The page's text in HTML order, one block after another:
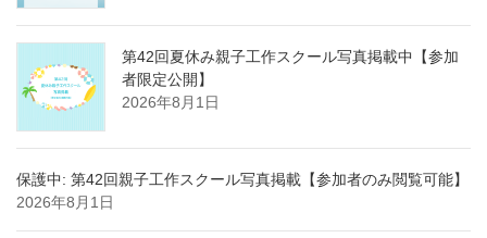
第42回夏休み親子工作スクール写真掲載中【参加
者限定公開】
2026年8月1日
保護中: 第42回親子工作スクール写真掲載【参加者のみ閲覧可能】
2026年8月1日